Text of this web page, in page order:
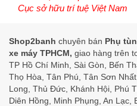
Cục sở hữu trí tuệ Việt Nam
Shop2banh chuyên bán Phụ
xe máy TPHCM, giao hàng trên
TP Hồ Chí Minh, Sài Gòn, Bến
Thọ Hòa, Tân Phú, Tân Sơn
Long, Thủ Đức, Khánh Hội, Phú
Diên Hồng, Minh Phụng, An Lạc,